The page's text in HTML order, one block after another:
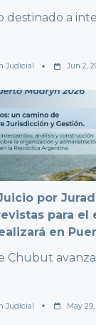
destinado a
Judicial Jun 2,
por
para el
en
Chubut
Judicial May